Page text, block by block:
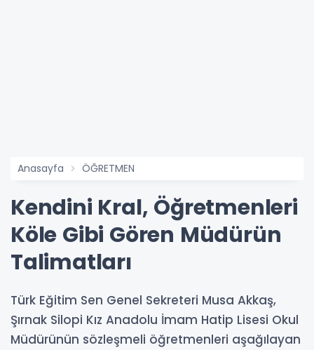
Anasayfa ÖĞRETMEN
Kendini Kral, Öğretmenleri
Köle Gibi Gören Müdürün
Talimatları
Türk Eğitim Sen Genel Sekreteri Musa Akkaş,
Şırnak Silopi Kız Anadolu İmam Hatip Lisesi Okul
Müdürünün sözleşmeli öğretmenleri aşağılayan